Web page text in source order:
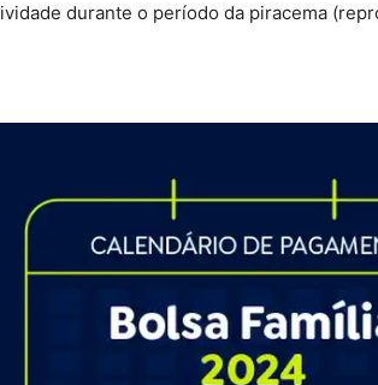
durante o período da piracema